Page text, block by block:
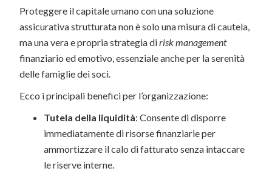
Proteggere il capitale umano con una soluzione
assicurativa strutturata non è solo una misura di cautela,
ma una vera e propria strategia dirisk management
finanziario ed emotivo, essenziale anche per la serenità
delle famiglie dei soci.
Ecco i principali benefici per l’organizzazione:
Tutela della liquidità: Consente di disporre
immediatamente di risorse finanziarie per
ammortizzare il calo di fatturato senza intaccare
le riserve interne.